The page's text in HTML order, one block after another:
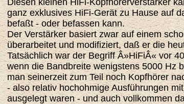
Diesen kleinen HiFi-Kopfhörerverstärker
ganz exklusives HiFi-Gerät zu Hause auf
befaßt - oder befassen kann.
Der Verstärker basiert zwar auf einem
überarbeitet und modifiziert, daß er die
Tatsächlich war der Begriff Â»HiFiÂ« vor
wenn die Bandbreite wenigstens 5000 Hz
man seinerzeit zum Teil noch Kopfhörer
- also relativ hochohmige Ausführungen
ausgelegt waren - und auch vollkommen